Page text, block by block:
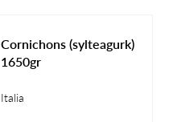
Cornichons (sylteagurk)
1650gr
Italia